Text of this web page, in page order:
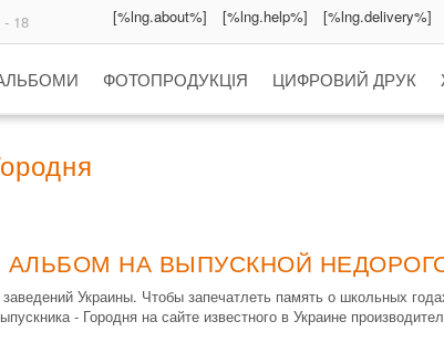
18 [%lng.about%] [%lng.help%] [%lng.delivery%]
ФОТОПРОДУКЦІЯ ЦИФРОВИЙ ДРУК
АЛЬБОМ НА ВЫПУСКНОЙ
Украины. Чтобы запечатлеть память о школьных
- Городня на сайте известного в Украине